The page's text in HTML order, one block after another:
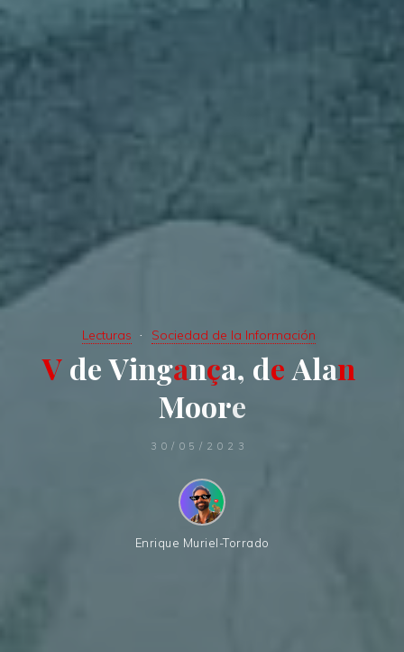
Lecturas Sociedad de la Información
V deVingança, de Alan
Moore
30/05/2023
Enrique Muriel-Torrado